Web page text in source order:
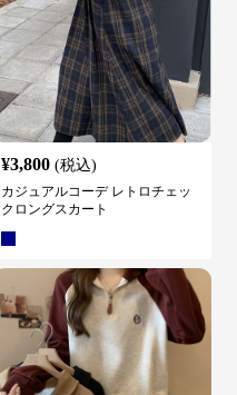
¥3,800 (税込)
カジュアルコーデ レトロチェッ
クロングスカート